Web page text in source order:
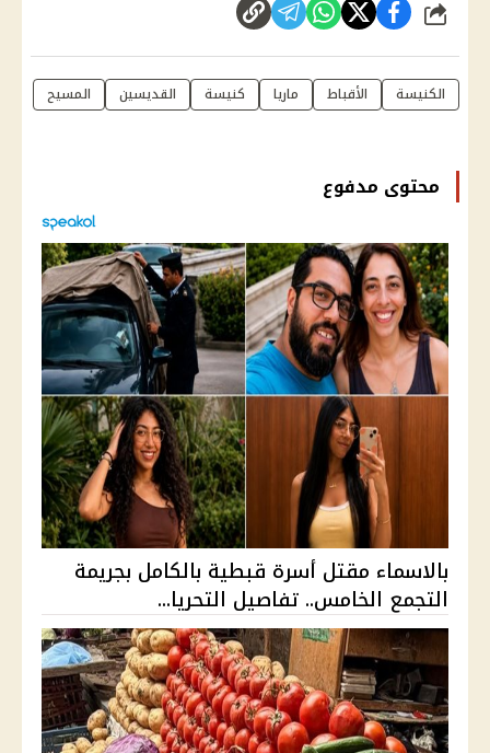
شارك
الكنيسة الأقباط ماريا كنيسة القديسين المسيح
محتوى مدفوع
بالاسماء مقتل أسرة قبطية بالكامل بجريمة
التجمع الخامس.. تفاصيل التحريا...